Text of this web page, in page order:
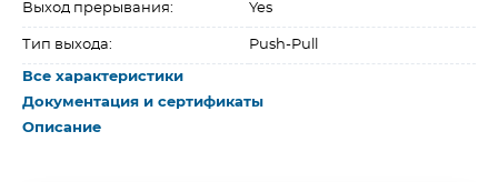
Выход прерывания: Yes
Тип выхода: Push-Pull
Все характеристики
Документация и сертификаты
Описание